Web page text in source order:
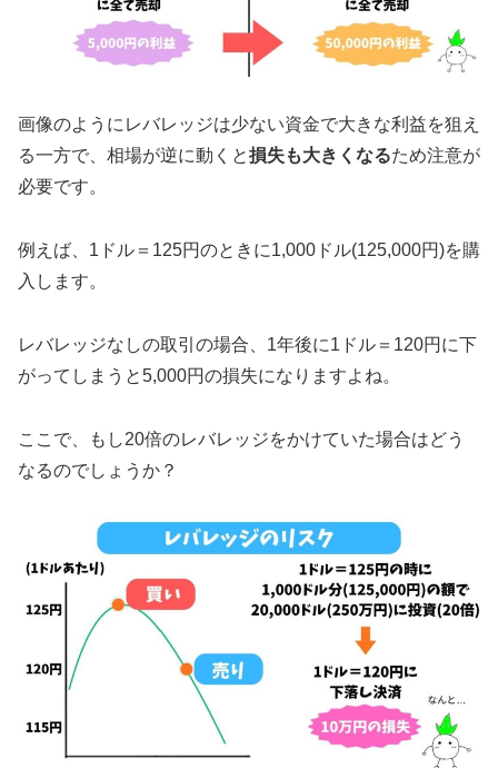
画像のようにレバレッジは少ない資金で大きな利益を狙え
る一方で、相場が逆に動くと損失も大きくなるため注意が
必要です。
例えば、1ドル＝125円のときに1,000ドル(125,000円)を購
入します。
レバレッジなしの取引の場合、1年後に1ドル＝120円に下
がってしまうと5,000円の損失になりますよね。
ここで、もし20倍のレバレッジをかけていた場合はどう
なるのでしょうか？